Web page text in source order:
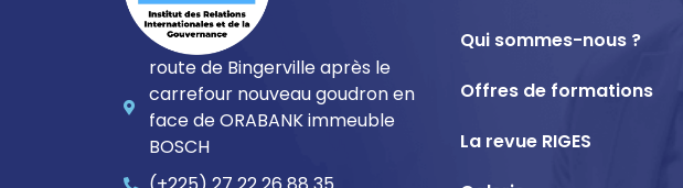
route de Bingerville après le
carrefour nouveau goudron en
face de ORABANK immeuble
BOSCH
Qui sommes-nous ?
Offres de formations
La revue RIGES